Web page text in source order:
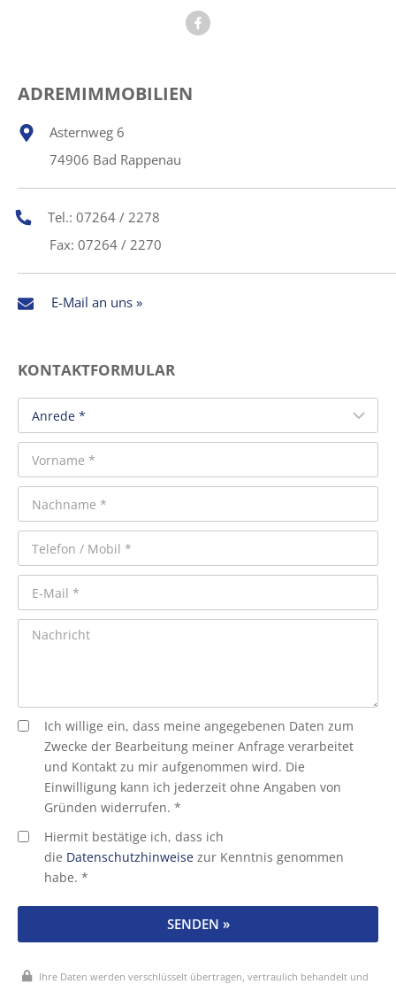
ADREMIMMOBILIEN
Asternweg 6
74906 Bad Rappenau
Tel.: 07264 / 2278
Fax: 07264 / 2270
E-Mail an uns »
KONTAKTFORMULAR
Ich willige ein, dass meine angegebenen Daten zum
Zwecke der Bearbeitung meiner Anfrage verarbeitet
und Kontakt zu mir aufgenommen wird. Die
Einwilligung kann ich jederzeit ohne Angaben von
Gründen widerrufen. *
Hiermit bestätige ich, dass ich
die Datenschutzhinweise zur Kenntnis genommen
habe. *
SENDEN »
Ihre Daten werden verschlüsselt übertragen, vertraulich behandelt und